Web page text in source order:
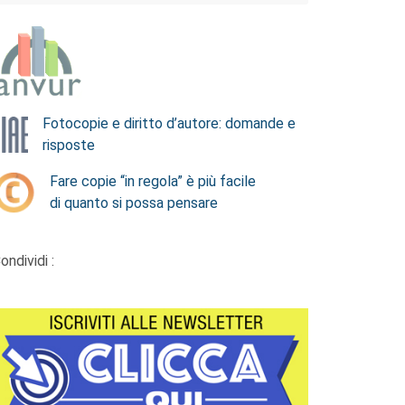
Fotocopie e diritto d’autore: domande e
risposte
Fare copie “in regola” è più facile
di quanto si possa pensare
: